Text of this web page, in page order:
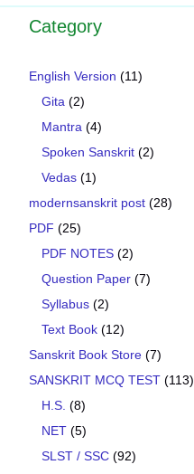
Category
English Version (11)
Gita (2)
Mantra (4)
Spoken Sanskrit (2)
Vedas (1)
modernsanskrit post (28)
PDF (25)
PDF NOTES (2)
Question Paper (7)
Syllabus (2)
Text Book (12)
Sanskrit Book Store (7)
SANSKRIT MCQ TEST (113)
H.S. (8)
NET (5)
SLST / SSC (92)